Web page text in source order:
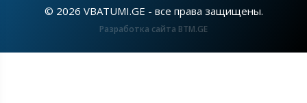
© 2026 VBATUMI.GE - все права защищены.
Разработка сайта BTM.GE